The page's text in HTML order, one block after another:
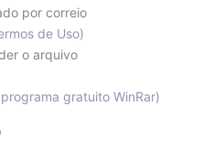
por correio
de Uso)
o arquivo
gratuito WinRar)